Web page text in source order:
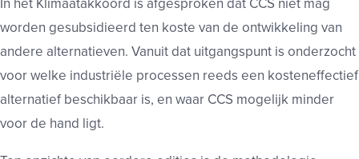
In het Klimaatakkoord is afgesproken dat CCS niet mag
worden gesubsidieerd ten koste van de ontwikkeling van
andere alternatieven. Vanuit dat uitgangspunt is onderzocht
voor welke industriële processen reeds een kosteneffectief
alternatief beschikbaar is, en waar CCS mogelijk minder
voor de hand ligt.